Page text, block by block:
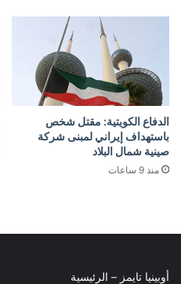
الدفاع الكويتية: مقتل شخص
باستهداف إيراني لمبنى شركة
صينية شمال البلاد
منذ 9 ساعات
أوبينيا تايمز – الرئيسية